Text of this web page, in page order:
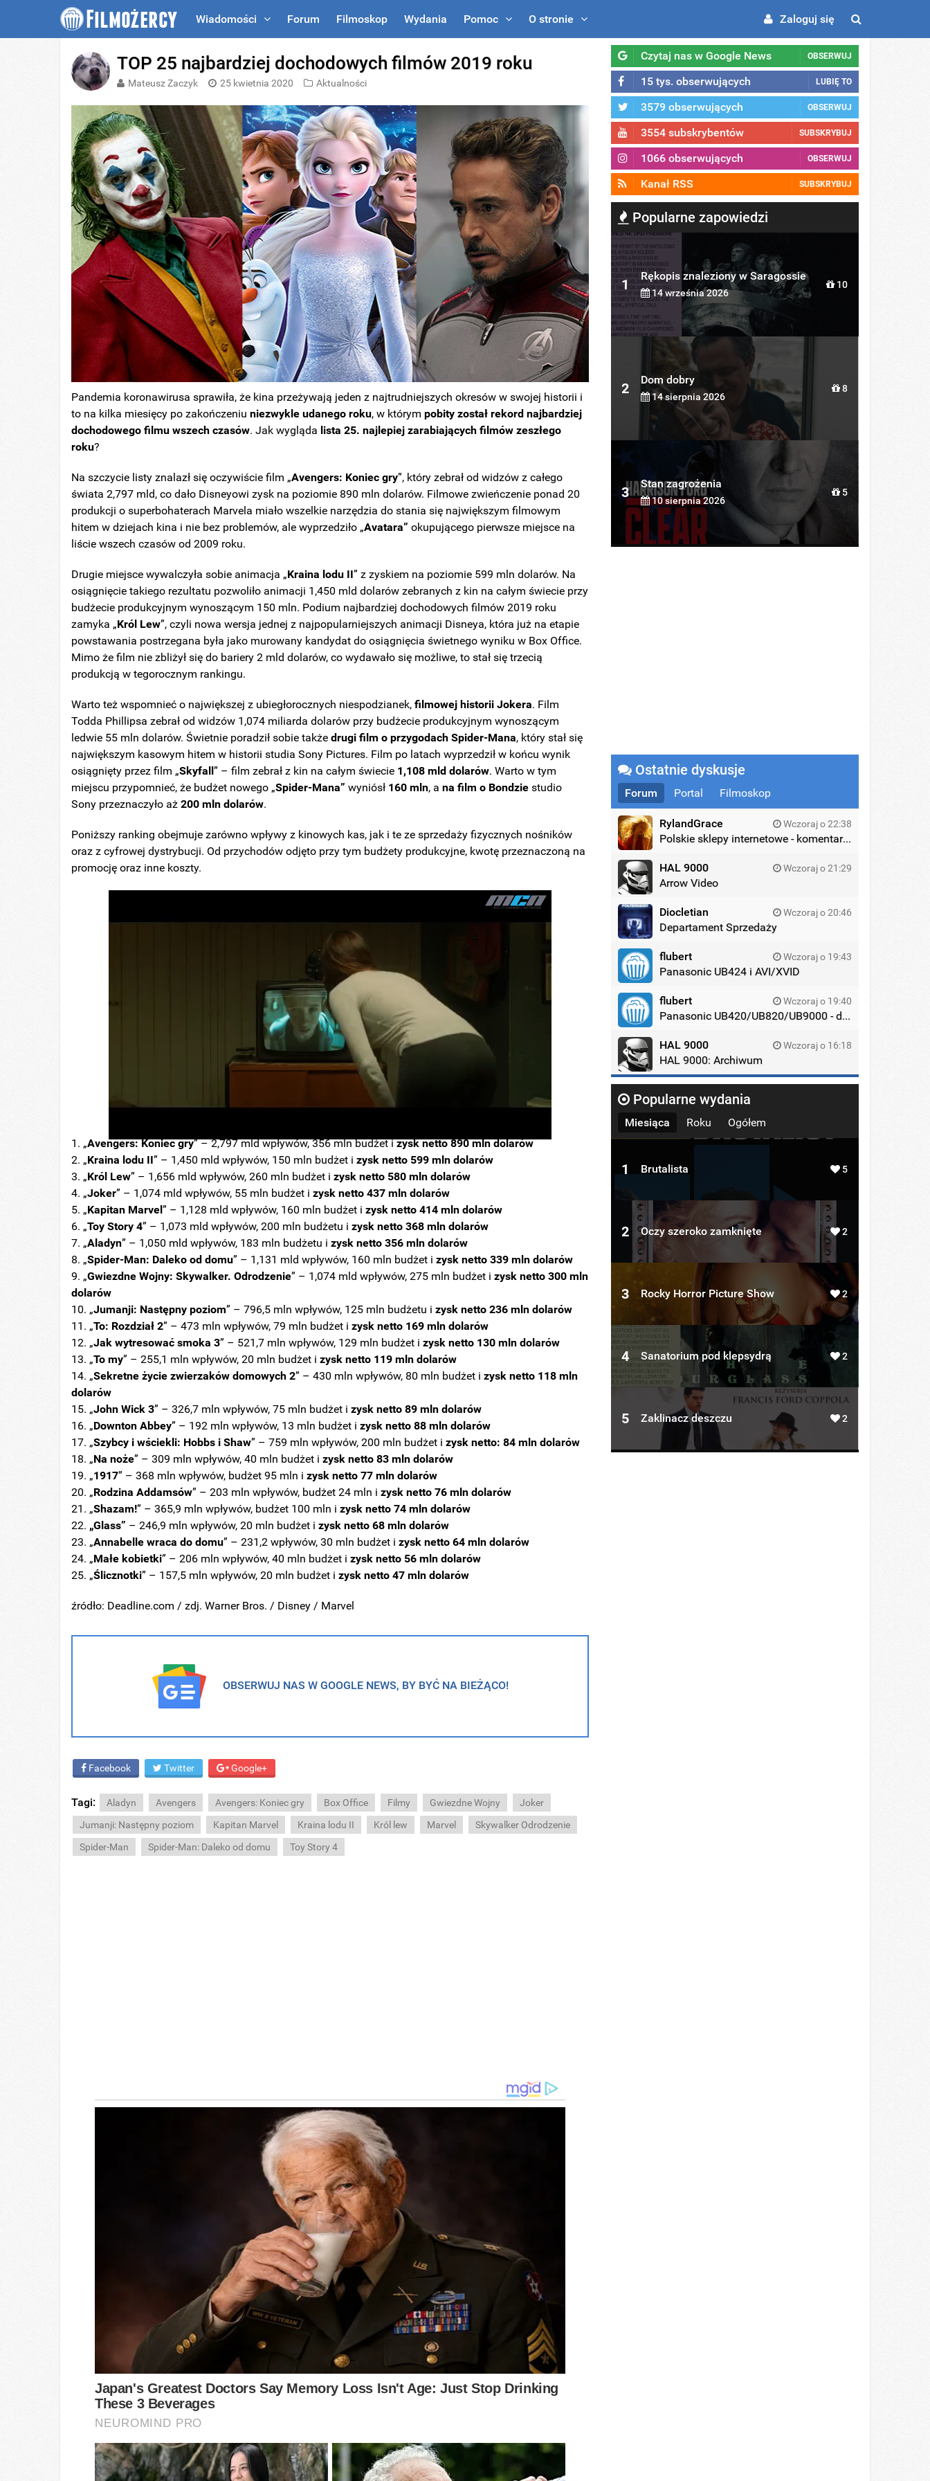
Wiadomości Forum Filmoskop Wydania Pomoc O stronie Zaloguj się
TOP 25 najbardziej dochodowych filmów 2019 roku
Mateusz Zaczyk 25 kwietnia 2020 Aktualności
Pandemia koronawirusa sprawiła, że kina przeżywają jeden z najtrudniejszych okresów w swojej historii i
to na kilka miesięcy po zakończeniuniezwykle udanego roku, w którympobity został rekord najbardziej
dochodowego filmu wszech czasów. Jak wygląda lista 25. najlepiej zarabiających filmów zeszłego
roku?
Na szczycie listy znalazł się oczywiście film „Avengers: Koniec gry”, który zebrał od widzów z całego
świata 2,797 mld, co dało Disneyowi zysk na poziomie 890 mln dolarów. Filmowe zwieńczenie ponad 20
produkcji o superbohaterach Marvela miało wszelkie narzędzia do stania się największym filmowym
hitem w dziejach kina i nie bez problemów, ale wyprzedziło „Avatara” okupującego pierwsze miejsce na
liście wszech czasów od 2009 roku.
Drugie miejsce wywalczyła sobie animacja „Kraina lodu II” z zyskiem na poziomie 599 mln dolarów. Na
osiągnięcie takiego rezultatu pozwoliło animacji 1,450 mld dolarów zebranych z kin na całym świecie przy
budżecie produkcyjnym wynoszącym 150 mln. Podium najbardziej dochodowych filmów 2019 roku
zamyka „Król Lew”, czyli nowa wersja jednej z najpopularniejszych animacji Disneya, która już na etapie
powstawania postrzegana była jako murowany kandydat do osiągnięcia świetnego wyniku w Box Office.
Mimo że film nie zbliżył się do bariery 2 mld dolarów, co wydawało się możliwe, to stał się trzecią
produkcją w tegorocznym rankingu.
Warto też wspomnieć o największej z ubiegłorocznych niespodzianek,filmowej historii Jokera. Film
Todda Phillipsa zebrał od widzów 1,074 miliarda dolarów przy budżecie produkcyjnym wynoszącym
ledwie 55 mln dolarów. Świetnie poradził sobie takżedrugi film o przygodach Spider-Mana, który stał się
największym kasowym hitem w historii studia Sony Pictures. Film po latach wyprzedził w końcu wynik
osiągnięty przez film „Skyfall” – film zebrał z kin na całym świecie 1,108 mld dolarów. Warto w tym
miejscu przypomnieć, że budżet nowego „Spider-Mana” wyniósł 160 mln, ana film o Bondzie studio
Sony przeznaczyło aż200 mln dolarów.
Poniższy ranking obejmuje zarówno wpływy z kinowych kas, jak i te ze sprzedaży fizycznych nośników
oraz z cyfrowej dystrybucji. Od przychodów odjęto przy tym budżety produkcyjne, kwotę przeznaczoną na
promocję oraz inne koszty.
„Avengers: Koniec gry” – 2,797 mld wpływów, 356 mln budżet izysk netto 890 mln dolarów
„Kraina lodu II” – 1,450 mld wpływów, 150 mln budżet izysk netto 599 mln dolarów
„Król Lew” – 1,656 mld wpływów, 260 mln budżet izysk netto 580 mln dolarów
„Joker” – 1,074 mld wpływów, 55 mln budżet izysk netto 437 mln dolarów
„Kapitan Marvel” – 1,128 mld wpływów, 160 mln budżet izysk netto 414 mln dolarów
„Toy Story 4” – 1,073 mld wpływów, 200 mln budżetu izysk netto 368 mln dolarów
„Aladyn” – 1,050 mld wpływów, 183 mln budżetu izysk netto 356 mln dolarów
„Spider-Man: Daleko od domu” – 1,131 mld wpływów, 160 mln budżet i zysk netto 339 mln dolarów
„Gwiezdne Wojny: Skywalker. Odrodzenie” – 1,074 mld wpływów, 275 mln budżet izysk netto 300 mln
dolarów
„Jumanji: Następny poziom” – 796,5 mln wpływów, 125 mln budżetu izysk netto 236 mln dolarów
„To: Rozdział 2” – 473 mln wpływów, 79 mln budżet izysk netto 169 mln dolarów
„Jak wytresować smoka 3” – 521,7 mln wpływów, 129 mln budżet izysk netto 130 mln dolarów
„To my” – 255,1 mln wpływów, 20 mln budżet izysk netto 119 mln dolarów
„Sekretne życie zwierzaków domowych 2” – 430 mln wpływów, 80 mln budżet izysk netto 118 mln
dolarów
„John Wick 3” – 326,7 mln wpływów, 75 mln budżet izysk netto 89 mln dolarów
„Downton Abbey” – 192 mln wpływów, 13 mln budżet izysk netto 88 mln dolarów
„Szybcy i wściekli: Hobbs i Shaw” – 759 mln wpływów, 200 mln budżet izysk netto: 84 mln dolarów
„Na noże” – 309 mln wpływów, 40 mln budżet izysk netto 83 mln dolarów
„1917” – 368 mln wpływów, budżet 95 mln izysk netto 77 mln dolarów
„Rodzina Addamsów” – 203 mln wpływów, budżet 24 mln izysk netto 76 mln dolarów
„Shazam!” – 365,9 mln wpływów, budżet 100 mln izysk netto 74 mln dolarów
„Glass” – 246,9 mln wpływów, 20 mln budżet izysk netto 68 mln dolarów
„Annabelle wraca do domu” – 231,2 wpływów, 30 mln budżet izysk netto 64 mln dolarów
„Małe kobietki” – 206 mln wpływów, 40 mln budżet izysk netto 56 mln dolarów
„Ślicznotki” – 157,5 mln wpływów, 20 mln budżet izysk netto 47 mln dolarów
źródło: Deadline.com / zdj. Warner Bros. / Disney / Marvel
OBSERWUJ NAS W GOOGLE NEWS, BY BYĆ NA BIEŻĄCO!
Facebook Twitter Google+
Tagi: Aladyn Avengers Avengers: Koniec gry Box Office Filmy Gwiezdne Wojny
Joker
Jumanji: Następny poziom
Kapitan Marvel Kraina lodu II Król lew Marvel
Skywalker Odrodzenie
Spider-Man
Spider-Man: Daleko od domu Toy Story 4
Czytaj nas w Google News OBSERWUJ
15 tys. obserwujących LUBIĘ TO
3579 obserwujących OBSERWUJ
3554 subskrybentów SUBSKRYBUJ
1066 obserwujących OBSERWUJ
Kanał RSS SUBSKRYBUJ
Popularne zapowiedzi
1
Rękopis znaleziony w Saragossie
14 września 2026
10
2
Dom dobry
14 sierpnia 2026
8
3
Stan zagrożenia
10 sierpnia 2026
5
Ostatnie dyskusje
Forum Portal Filmoskop
RylandGrace Wczoraj o 22:38
Polskie sklepy internetowe - komentarze
HAL 9000 Wczoraj o 21:29
Arrow Video
Diocletian Wczoraj o 20:46
Departament Sprzedaży
flubert Wczoraj o 19:43
Panasonic UB424 i AVI/XVID
flubert Wczoraj o 19:40
Panasonic UB420/UB820/UB9000 - dyskusja
HAL 9000 Wczoraj o 16:18
HAL 9000: Archiwum
Popularne wydania
Miesiąca Roku Ogółem
1 Brutalista 5
2 Oczy szeroko zamknięte 2
3 Rocky Horror Picture Show 2
4 Sanatorium pod klepsydrą 2
5 Zaklinacz deszczu 2